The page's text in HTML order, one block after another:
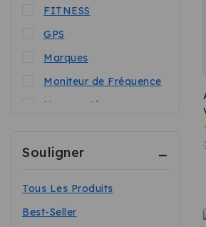
FITNESS
GPS
Marques
Moniteur de Fréquence
Nouveautés
PEDALE
Souligner
Tous Les Produits
Best-Seller